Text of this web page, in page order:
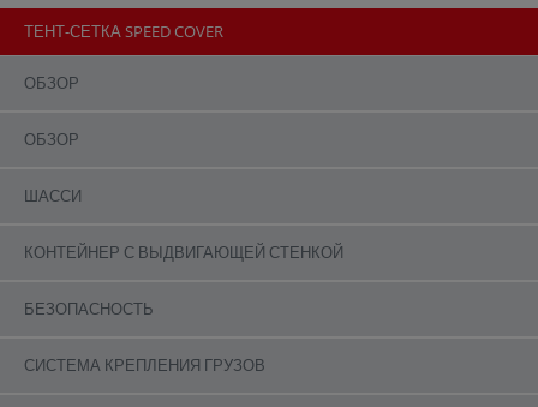
ТЕНТ-СЕТКА SPEED COVER
ОБЗОР
ОБЗОР
ШАССИ
КОНТЕЙНЕР С ВЫДВИГАЮЩЕЙ СТЕНКОЙ
БЕЗОПАСНОСТЬ
СИСТЕМА КРЕПЛЕНИЯ ГРУЗОВ